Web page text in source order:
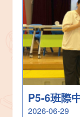
P5-6班際
2026-06-29